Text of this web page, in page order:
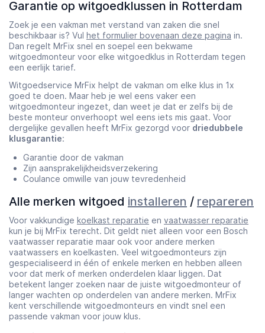
Garantie op witgoedklussen in Rotterdam
Zoek je een vakman met verstand van zaken die snel
beschikbaar is? Vul het formulier bovenaan deze pagina in.
Dan regelt MrFix snel en soepel een bekwame
witgoedmonteur voor elke witgoedklus in Rotterdam tegen
een eerlijk tarief.
Witgoedservice MrFix helpt de vakman om elke klus in 1x
goed te doen. Maar heb je wel eens vaker een
witgoedmonteur ingezet, dan weet je dat er zelfs bij de
beste monteur onverhoopt wel eens iets mis gaat. Voor
dergelijke gevallen heeft MrFix gezorgd voor driedubbele
klusgarantie:
Garantie door de vakman
Zijn aansprakelijkheidsverzekering
Coulance omwille van jouw tevredenheid
Alle merken witgoed installeren / repareren
Voor vakkundige koelkast reparatie en vaatwasser reparatie
kun je bij MrFix terecht. Dit geldt niet alleen voor een Bosch
vaatwasser reparatie maar ook voor andere merken
vaatwassers en koelkasten. Veel witgoedmonteurs zijn
gespecialiseerd in één of enkele merken en hebben alleen
voor dat merk of merken onderdelen klaar liggen. Dat
betekent langer zoeken naar de juiste witgoedmonteur of
langer wachten op onderdelen van andere merken. MrFix
kent verschillende witgoedmonteurs en vindt snel een
passende vakman voor jouw klus.